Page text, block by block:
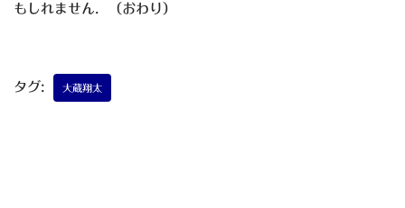
もしれません．（おわり）
タグ: 大蔵翔太